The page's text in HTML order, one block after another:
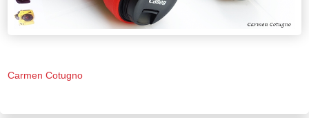
Carmen Cotugno